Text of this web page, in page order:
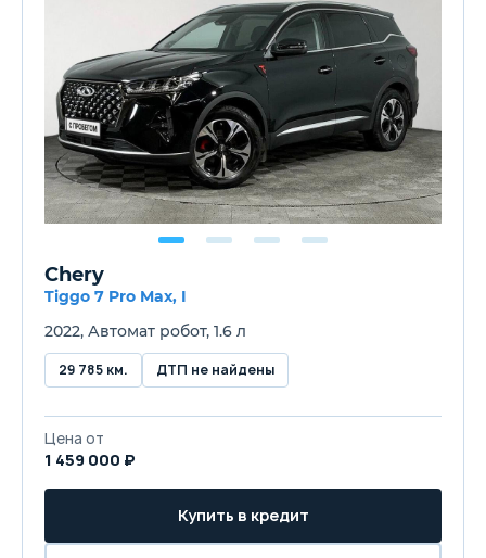
Chery
Tiggo 7 Pro Max, I
2022, Автомат робот, 1.6 л
29 785 км. ДТП не найдены
Цена от
1 459 000 ₽
Купить в кредит